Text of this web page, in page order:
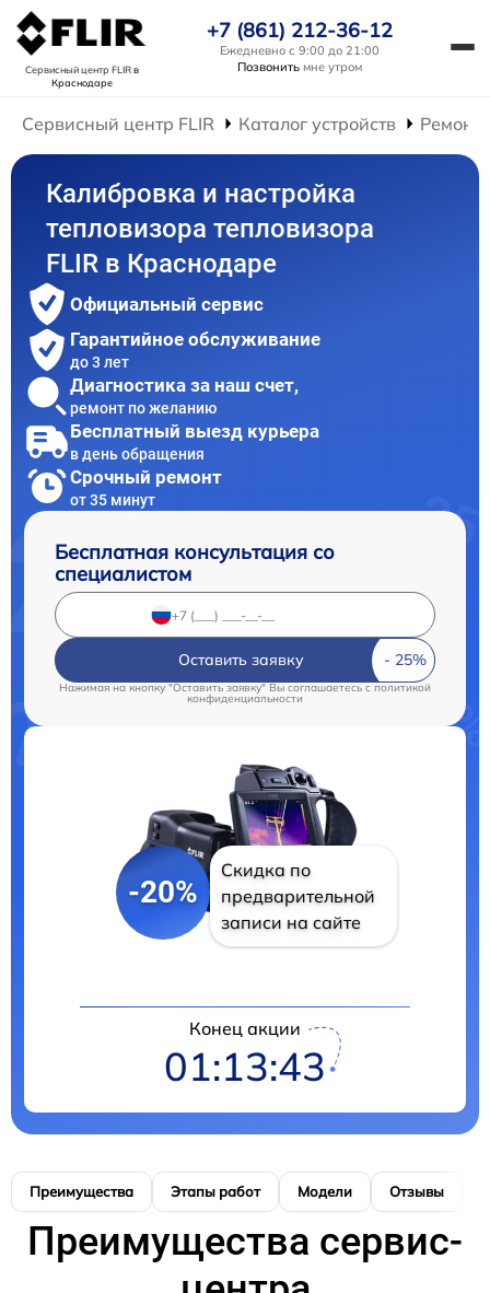
Сервисный центр FLIRв
Краснодаре
+7 (861) 212-36-12
Ежедневно с 9:00 до 21:00
Позвонить мне утром
Сервисный центр FLIR Каталог устройств Ремонт
Калибровка и настройка
тепловизора тепловизора
FLIR в Краснодаре
Официальный сервис
Гарантийное обслуживание
до 3 лет
Диагностика за наш счет,
ремонт по желанию
Бесплатный выезд курьера
в день обращения
Срочный ремонт
от 35 минут
Бесплатная консультация со
специалистом
Оставить заявку
Нажимая на кнопку "Оставить заявку" Вы соглашаетесь c политикой
конфиденциальности
-20%
Скидка по
предварительной
записи на сайте
Конец акции
01:13:42
Преимущества Этапы работ Модели Отзывы
Преимущества сервис-